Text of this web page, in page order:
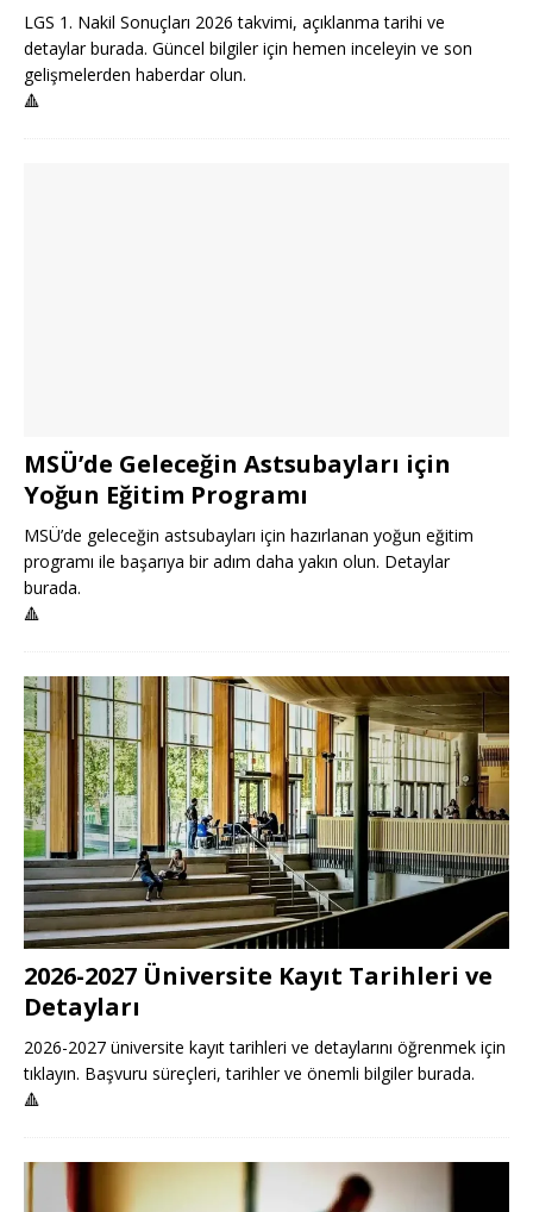
LGS 1. Nakil Sonuçları 2026 takvimi, açıklanma tarihi ve
detaylar burada. Güncel bilgiler için hemen inceleyin ve son
gelişmelerden haberdar olun.
🔺
MSÜ’de Geleceğin Astsubayları için
Yoğun Eğitim Programı
MSÜ’de geleceğin astsubayları için hazırlanan yoğun eğitim
programı ile başarıya bir adım daha yakın olun. Detaylar
burada.
🔺
2026-2027 Üniversite Kayıt Tarihleri ve
Detayları
2026-2027 üniversite kayıt tarihleri ve detaylarını öğrenmek için
tıklayın. Başvuru süreçleri, tarihler ve önemli bilgiler burada.
🔺